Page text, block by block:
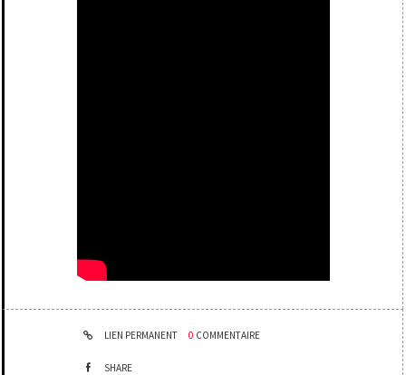
LIEN PERMANENT 0 COMMENTAIRE
SHARE